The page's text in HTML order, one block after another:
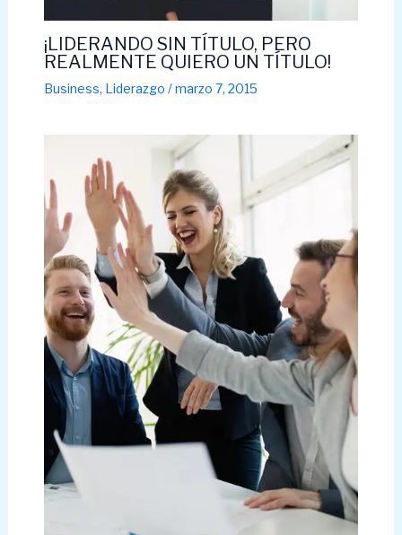
¡LIDERANDO SIN TÍTULO, PERO
REALMENTE QUIERO UN TÍTULO!
Business, Liderazgo /marzo 7, 2015